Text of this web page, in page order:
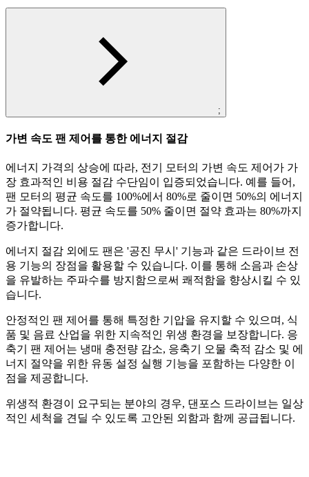
;
가변 속도 팬 제어를 통한 에너지 절감
에너지 가격의 상승에 따라, 전기 모터의 가변 속도 제어가 가
장 효과적인 비용 절감 수단임이 입증되었습니다. 예를 들어,
팬 모터의 평균 속도를 100%에서 80%로 줄이면 50%의 에너지
가 절약됩니다. 평균 속도를 50% 줄이면 절약 효과는 80%까지
증가합니다.
에너지 절감 외에도 팬은 '공진 무시' 기능과 같은 드라이브 전
용 기능의 장점을 활용할 수 있습니다. 이를 통해 소음과 손상
을 유발하는 주파수를 방지함으로써 쾌적함을 향상시킬 수 있
습니다.
안정적인 팬 제어를 통해 특정한 기압을 유지할 수 있으며, 식
품 및 음료 산업을 위한 지속적인 위생 환경을 보장합니다. 응
축기 팬 제어는 냉매 충전량 감소, 응축기 오물 축적 감소 및 에
너지 절약을 위한 유동 설정 실행 기능을 포함하는 다양한 이
점을 제공합니다.
위생적 환경이 요구되는 분야의 경우, 댄포스 드라이브는 일상
적인 세척을 견딜 수 있도록 고안된 외함과 함께 공급됩니다.